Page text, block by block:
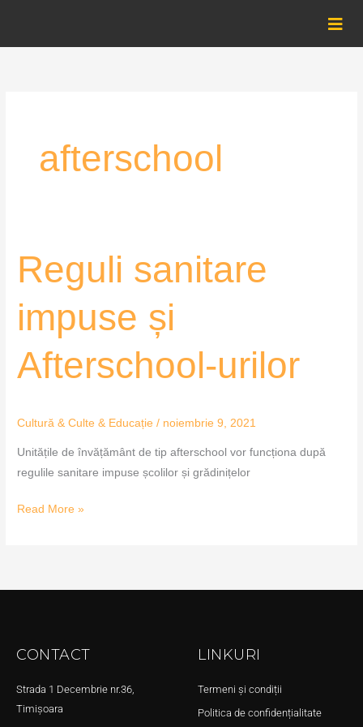
content
afterschool
Reguli sanitare
impuse și
Afterschool-urilor
Cultură & Culte & Educație / noiembrie 9, 2021
Unitățile de învățământ de tip afterschool vor funcționa după
regulile sanitare impuse școlilor și grădinițelor
Reguli
sanitare
Afterschool-
urilor
Read More »
CONTACT
Strada 1 Decembrie nr.36,
Timișoara
LINKURI
Termeni și condiții
Politica de confidențialitate